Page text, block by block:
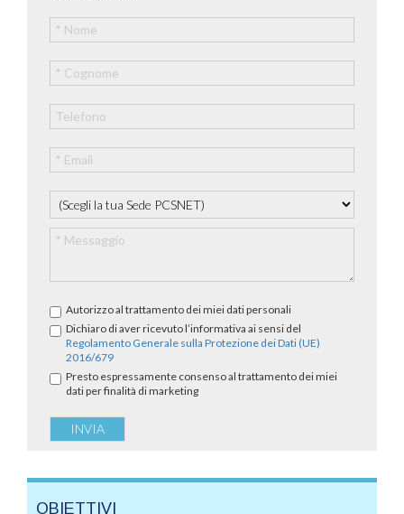
Autorizzo al trattamento dei miei dati personali
Dichiaro di aver ricevuto l’informativa ai sensi del
Regolamento Generale sulla Protezione dei Dati (UE)
2016/679
Presto espressamente consenso al trattamento dei miei
dati per finalità di marketing
OBIETTIVI